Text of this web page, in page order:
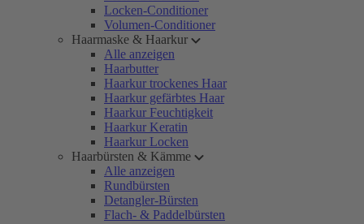
Locken-Conditioner
Volumen-Conditioner
Haarmaske & Haarkur
Alle anzeigen
Haarbutter
Haarkur trockenes Haar
Haarkur gefärbtes Haar
Haarkur Feuchtigkeit
Haarkur Keratin
Haarkur Locken
Haarbürsten & Kämme
Alle anzeigen
Rundbürsten
Detangler-Bürsten
Flach- & Paddelbürsten